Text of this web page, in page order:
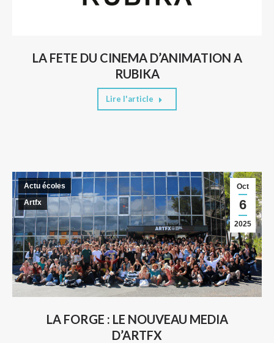
LA FETE DU CINEMA D’ANIMATION A
RUBIKA
Lire l'article
LA FORGE : LE NOUVEAU MEDIA
D’ARTFX
Oct
6
2025
Actu écoles
Artfx